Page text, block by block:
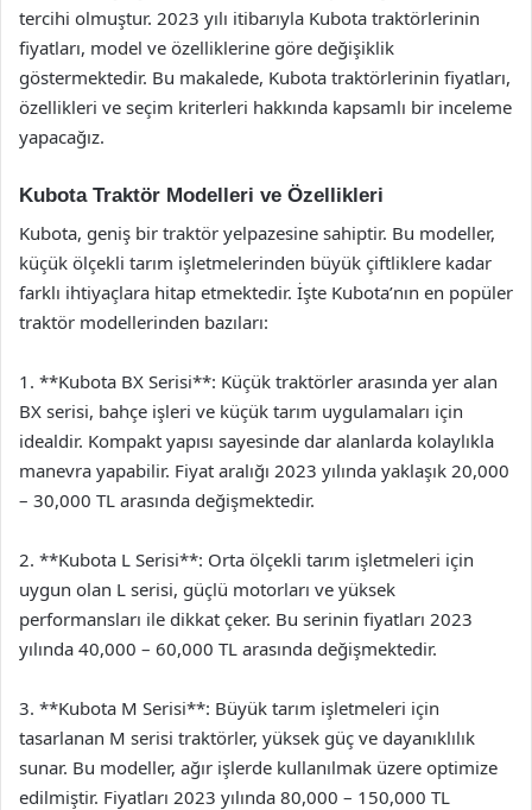
tercihi olmuştur. 2023 yılı itibarıyla Kubota traktörlerinin
fiyatları, model ve özelliklerine göre değişiklik
göstermektedir. Bu makalede, Kubota traktörlerinin fiyatları,
özellikleri ve seçim kriterleri hakkında kapsamlı bir inceleme
yapacağız.
Kubota Traktör Modelleri ve Özellikleri
Kubota, geniş bir traktör yelpazesine sahiptir. Bu modeller,
küçük ölçekli tarım işletmelerinden büyük çiftliklere kadar
farklı ihtiyaçlara hitap etmektedir. İşte Kubota’nın en popüler
traktör modellerinden bazıları:
1. **Kubota BX Serisi**: Küçük traktörler arasında yer alan
BX serisi, bahçe işleri ve küçük tarım uygulamaları için
idealdir. Kompakt yapısı sayesinde dar alanlarda kolaylıkla
manevra yapabilir. Fiyat aralığı 2023 yılında yaklaşık 20,000
– 30,000 TL arasında değişmektedir.
2. **Kubota L Serisi**: Orta ölçekli tarım işletmeleri için
uygun olan L serisi, güçlü motorları ve yüksek
performansları ile dikkat çeker. Bu serinin fiyatları 2023
yılında 40,000 – 60,000 TL arasında değişmektedir.
3. **Kubota M Serisi**: Büyük tarım işletmeleri için
tasarlanan M serisi traktörler, yüksek güç ve dayanıklılık
sunar. Bu modeller, ağır işlerde kullanılmak üzere optimize
edilmiştir. Fiyatları 2023 yılında 80,000 – 150,000 TL